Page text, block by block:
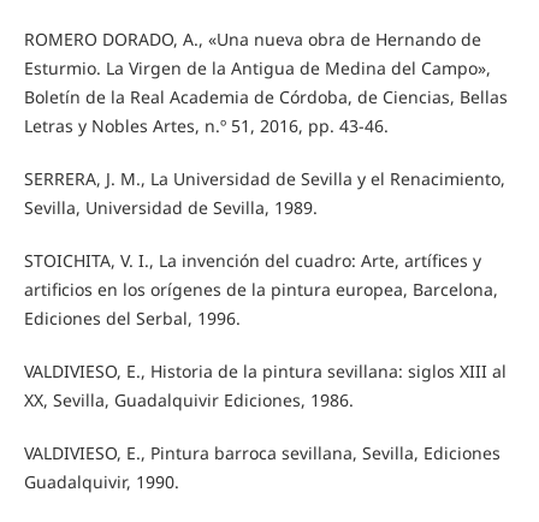
ROMERO DORADO, A., «Una nueva obra de Hernando de
Esturmio. La Virgen de la Antigua de Medina del Campo»,
Boletín de la Real Academia de Córdoba, de Ciencias, Bellas
Letras y Nobles Artes, n.º 51, 2016, pp. 43-46.
SERRERA, J. M., La Universidad de Sevilla y el Renacimiento,
Sevilla, Universidad de Sevilla, 1989.
STOICHITA, V. I., La invención del cuadro: Arte, artífices y
artificios en los orígenes de la pintura europea, Barcelona,
Ediciones del Serbal, 1996.
VALDIVIESO, E., Historia de la pintura sevillana: siglos XIII al
XX, Sevilla, Guadalquivir Ediciones, 1986.
VALDIVIESO, E., Pintura barroca sevillana, Sevilla, Ediciones
Guadalquivir, 1990.